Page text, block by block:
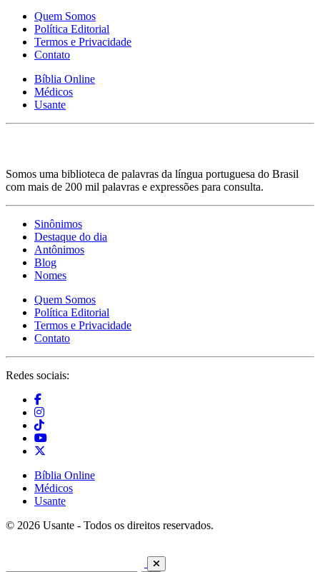
Quem Somos
Política Editorial
Termos e Privacidade
Contato
Bíblia Online
Médicos
Usante
Somos uma biblioteca de palavras da língua portuguesa do Brasil
com mais de 200 mil palavras e expressões para consulta.
Sinônimos
Destaque do dia
Antônimos
Blog
Nomes
Quem Somos
Política Editorial
Termos e Privacidade
Contato
Redes sociais:
Bíblia Online
Médicos
Usante
© 2026 Usante - Todos os direitos reservados.